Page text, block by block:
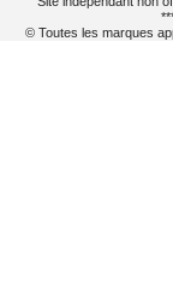
© Toutes les marques